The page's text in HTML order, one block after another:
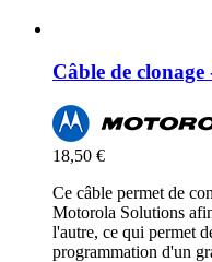
Câble de
18,50 €
Ce câble permet de
Motorola Solutions
l'autre, ce qui permet
programmation d'un